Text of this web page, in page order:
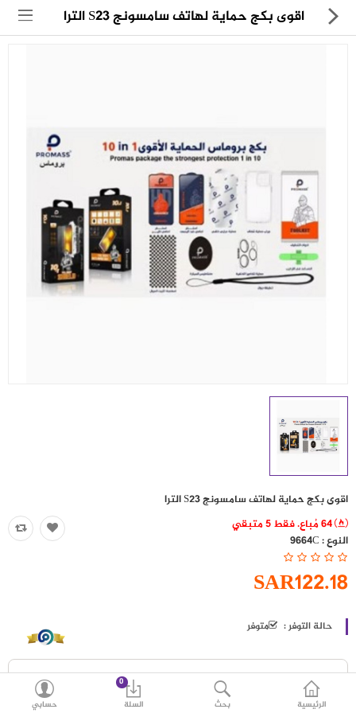
العروض
الكترونيات
المنزل
اكسسوارات
العروض
منوع
شرائح بيانات ومكالمات
مقارنة
اللغات
الرئيسية بحث
0
السلة
حسابي
اقوى بكج حماية لهاتف سامسونج S23 الترا
اقوى بكج حماية لهاتف سامسونج S23 الترا
النوع :9664C
SAR122.18
حالة التوفر : متوفر